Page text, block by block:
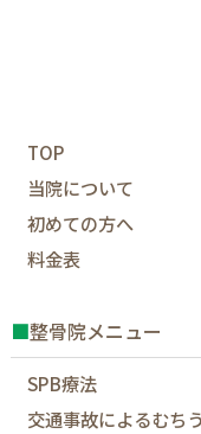
TOP
当院について
初めての方へ
料金表
■整骨院メニュー
SPB療法
交通事故によるむち